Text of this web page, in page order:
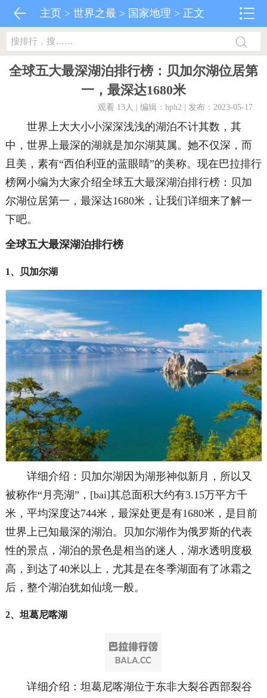
主页 >世界之最 > 国家地理 > 正文
全球五大最深湖泊排行榜：贝加尔湖位居第
一，最深达1680米
观看 13人 | 编辑：hph2 | 发布：2023-05-17
世界上大大小小深深浅浅的湖泊不计其数，其
中，世界上最深的湖就是加尔湖莫属。她不仅深，而
且美，素有“西伯利亚的蓝眼睛”的美称。现在巴拉排行
榜网小编为大家介绍全球五大最深湖泊排行榜：贝加
尔湖位居第一，最深达1680米，让我们详细来了解一
下吧。
全球五大最深湖泊排行榜
1、贝加尔湖
详细介绍：贝加尔湖因为湖形神似新月，所以又
被称作“月亮湖”，[bai]其总面积大约有3.15万平方千
米，平均深度达744米，最深处更是有1680米，是目前
世界上已知最深的湖泊。贝加尔湖作为俄罗斯的代表
性的景点，湖泊的景色是相当的迷人，湖水透明度极
高，到达了40米以上，尤其是在冬季湖面有了冰霜之
后，整个湖泊犹如仙境一般。
2、坦葛尼喀湖
详细介绍：坦葛尼喀湖位于东非大裂谷西部裂谷